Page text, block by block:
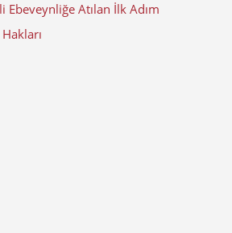
Atılan İlk Adım